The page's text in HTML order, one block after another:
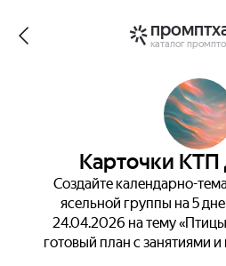
каталог
Карточки КТП
Создайте календарно-
ясельной группы на 5
24.04.2026 на тему
готовый план с занятиями